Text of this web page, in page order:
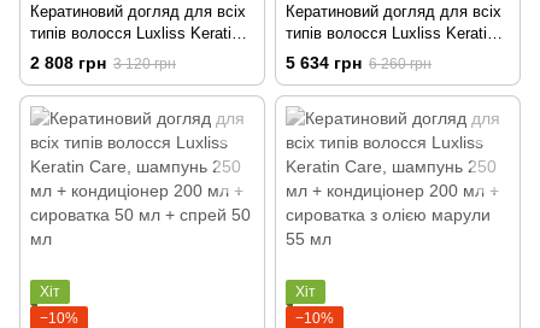
Кератиновий догляд для всіх
типів волосся Luxliss Keratin
Care, шампунь 500 мл +
кондиціонер 200 мл +
сироватка 50 мл
2 808 грн 3 120 грн
Кератиновий догляд для всіх
типів волосся Luxliss Keratin
Care, шампунь 250 мл +
кондиціонер 200 мл + маска
400 мл + спрей 50 мл
5 634 грн 6 260 грн
Хіт
−10%
Хіт
−10%